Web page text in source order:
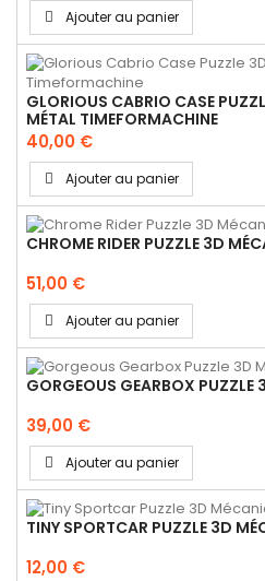
Ajouter au panier
GLORIOUS CABRIO CASE
MÉTAL TIMEFORMACHINE
40,00 €
Ajouter au panier
CHROME RIDER PUZZLE 3D
51,00 €
Ajouter au panier
GORGEOUS GEARBOX PUZZLE
39,00 €
Ajouter au panier
TINY SPORTCAR PUZZLE 3D
12,00 €